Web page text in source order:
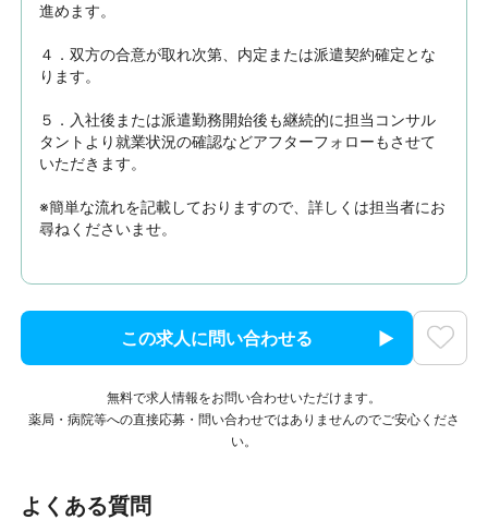
進めます。
４．双方の合意が取れ次第、内定または派遣契約確定とな
ります。
５．入社後または派遣勤務開始後も継続的に担当コンサル
タントより就業状況の確認などアフターフォローもさせて
いただきます。
※簡単な流れを記載しておりますので、詳しくは担当者にお
尋ねくださいませ。
この求人に問い合わせる
無料で求人情報をお問い合わせいただけます。
薬局・病院等への直接応募・問い合わせではありませんのでご安心くださ
い。
よくある質問